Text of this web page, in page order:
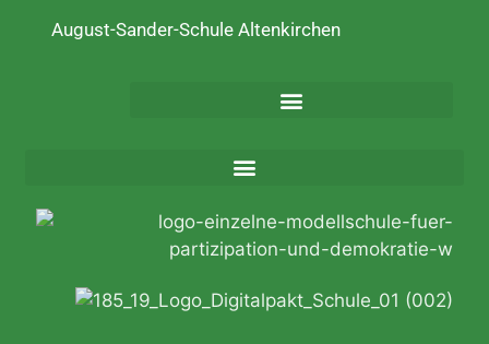
August-Sander-Schule Altenkirchen